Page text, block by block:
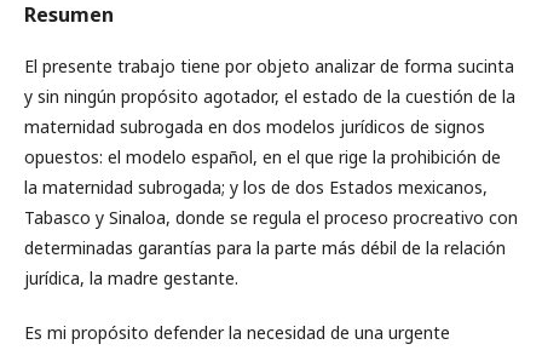
Resumen
El presente trabajo tiene por objeto analizar de forma sucinta
y sin ningún propósito agotador, el estado de la cuestión de la
maternidad subrogada en dos modelos jurídicos de signos
opuestos: el modelo español, en el que rige la prohibición de
la maternidad subrogada; y los de dos Estados mexicanos,
Tabasco y Sinaloa, donde se regula el proceso procreativo con
determinadas garantías para la parte más débil de la relación
jurídica, la madre gestante.
Es mi propósito defender la necesidad de una urgente